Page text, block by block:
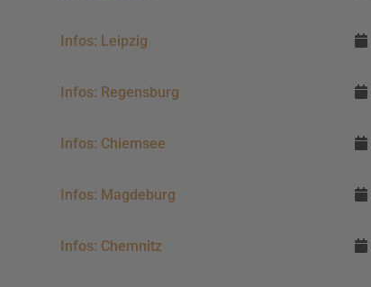
Infos: Leipzig
Infos: Regensburg
Infos: Chiemsee
Infos: Magdeburg
Infos: Chemnitz